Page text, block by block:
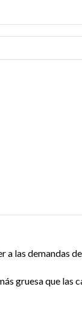
a las demandas
gruesa que